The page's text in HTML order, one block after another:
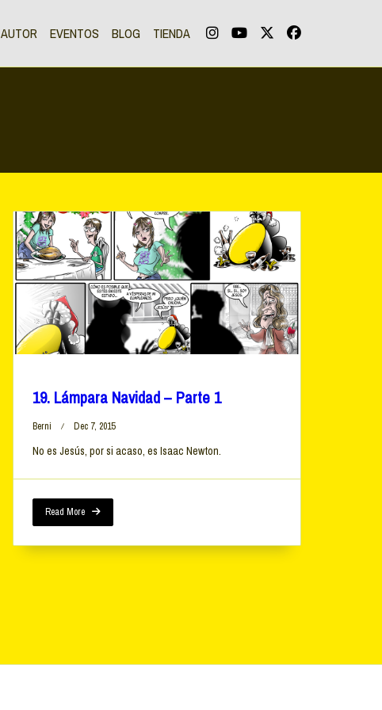
AUTOR EVENTOS BLOG TIENDA
19. Lámpara Navidad – Parte 1
Berni Dec 7, 2015
No es Jesús, por si acaso, es Isaac Newton.
Read More